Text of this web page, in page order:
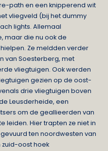
path en een knipperend wit
vliegveld (bij het dummy
lights. Allemaal
maar die nu ook de
Ze meldden verder
van Soesterberg, met
vliegtuigen. Ook werden
gezien op de oost-
drie vliegtuigen boven
Leusderheide, een
om de geallieerden van
leiden. Hier trapten ze niet in
gevuurd ten noordwesten van
zuid-oost hoek